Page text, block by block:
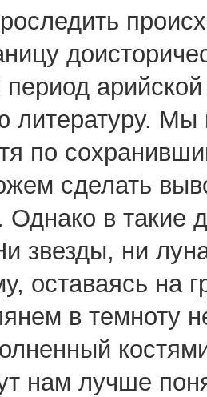
период
литературу.
по
сделать
Однако в такие
звезды, ни
оставаясь на
в темноту
нам лучше